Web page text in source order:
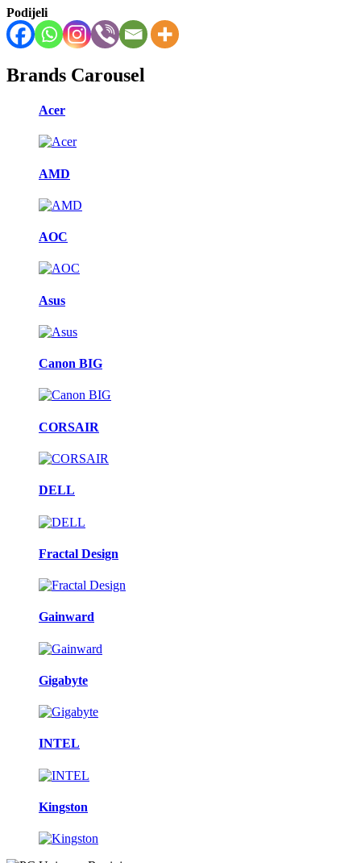
Podijeli
Brands Carousel
Acer
AMD
AOC
Asus
Canon BIG
CORSAIR
DELL
Fractal Design
Gainward
Gigabyte
INTEL
Kingston